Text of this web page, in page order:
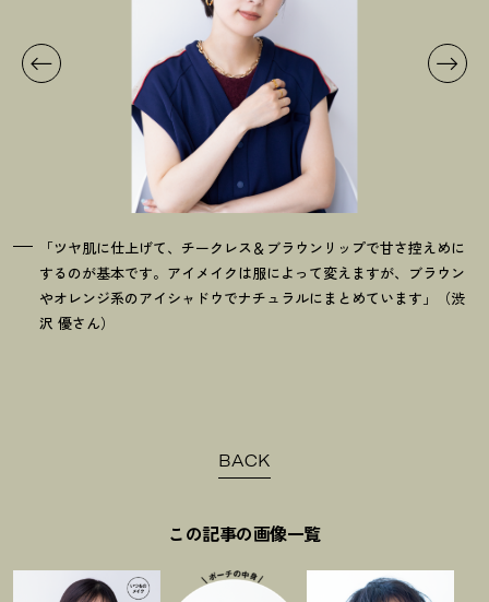
「ツヤ肌に仕上げて、チークレス＆ブラウンリップで甘さ控えめに
するのが基本です。アイメイクは服によって変えますが、ブラウン
やオレンジ系のアイシャドウでナチュラルにまとめています」（渋
沢 優さん）
BACK
この記事の画像一覧